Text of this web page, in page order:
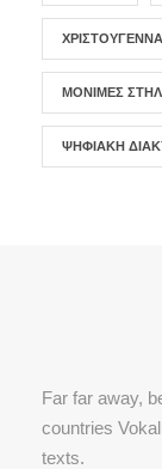
ΧΡΙΣΤΟΎΓΕΝΝΑ
ΜΌΝΙΜΕΣ
ΨΗΦΙΑΚΉ
Far far away,
countries
texts.